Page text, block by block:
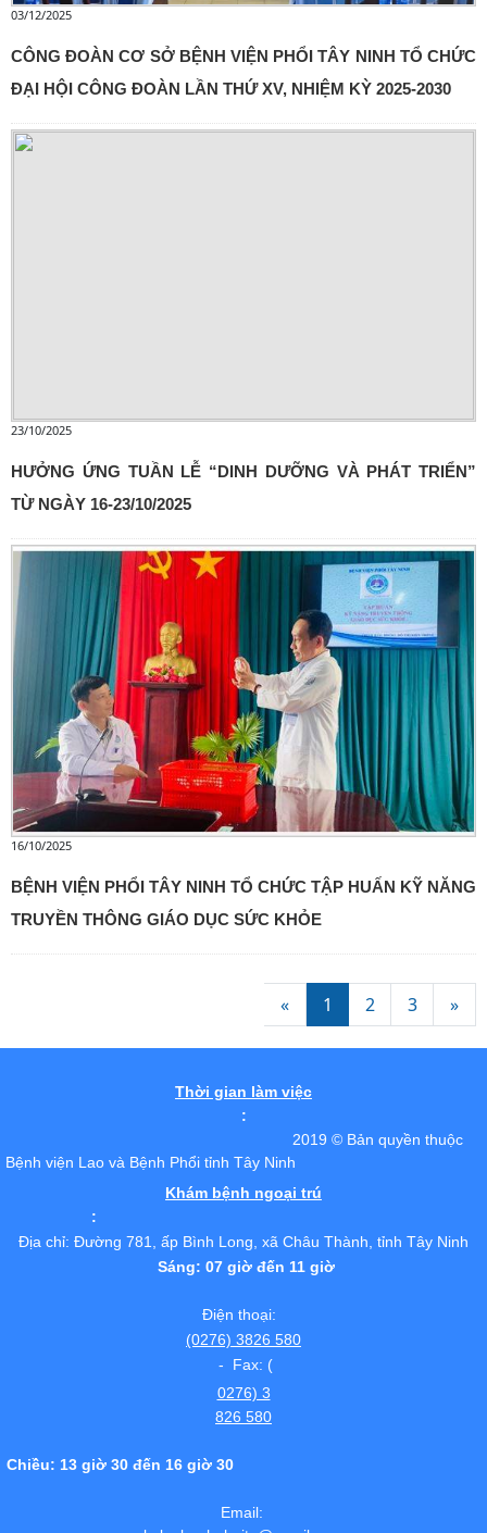
03/12/2025
CÔNG ĐOÀN CƠ SỞ BỆNH VIỆN PHỔI TÂY NINH TỔ CHỨC
ĐẠI HỘI CÔNG ĐOÀN LẦN THỨ XV, NHIỆM KỲ 2025-2030
23/10/2025
HƯỞNG ỨNG TUẦN LỄ “DINH DƯỠNG VÀ PHÁT TRIỂN”
TỪ NGÀY 16-23/10/2025
16/10/2025
BỆNH VIỆN PHỔI TÂY NINH TỔ CHỨC TẬP HUẤN KỸ NĂNG
TRUYỀN THÔNG GIÁO DỤC SỨC KHỎE
« 1 2 3 »
Thời gian làm việc
:
2019 © Bản quyền thuộc
Bệnh viện Lao và Bệnh Phổi tỉnh Tây Ninh
Khám bệnh ngoại trú
:
Địa chỉ: Đường 781, ấp Bình Long, xã Châu Thành, tỉnh Tây Ninh
Sáng: 07 giờ đến 11 giờ
Điện thoại:
(0276) 3826 580
- Fax: (
0276) 3
826 580
Chiều: 13 giờ 30 đến 16 giờ 30
Email: